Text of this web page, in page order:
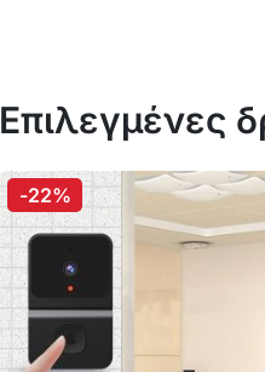
Επιλεγμένες
-22%